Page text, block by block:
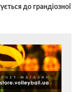
до грандіозної